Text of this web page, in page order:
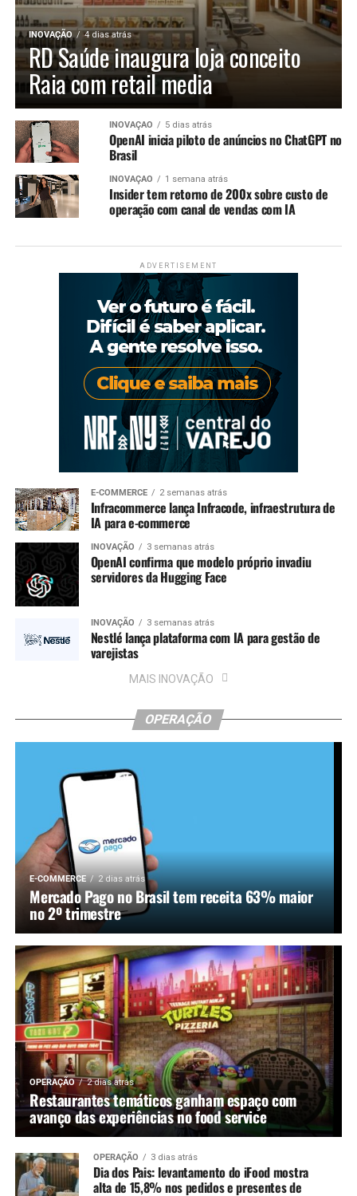
INOVAÇÃO 4 dias atrás
RD Saúde inaugura loja conceito
Raia com retail media
INOVAÇÃO 5 dias atrás
OpenAI inicia piloto de anúncios no ChatGPT no
Brasil
INOVAÇÃO 1 semana atrás
Insider tem retorno de 200x sobre custo de
operação com canal de vendas com IA
ADVERTISEMENT
E-COMMERCE 2 semanas atrás
Infracommerce lança Infracode, infraestrutura de
IA para e-commerce
INOVAÇÃO 3 semanas atrás
OpenAI confirma que modelo próprio invadiu
servidores da Hugging Face
INOVAÇÃO 3 semanas atrás
Nestlé lança plataforma com IA para gestão de
varejistas
MAIS INOVAÇÃO
OPERAÇÃO
E-COMMERCE 2 dias atrás
Mercado Pago no Brasil tem receita 63% maior
no 2º trimestre
OPERAÇÃO 2 dias atrás
Restaurantes temáticos ganham espaço com
avanço das experiências no food service
OPERAÇÃO 3 dias atrás
Dia dos Pais: levantamento do iFood mostra
alta de 15,8% nos pedidos e presentes de